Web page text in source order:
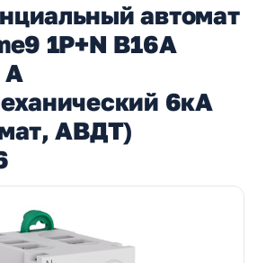
автомат
1P+N B16А
6кА
АВДТ)